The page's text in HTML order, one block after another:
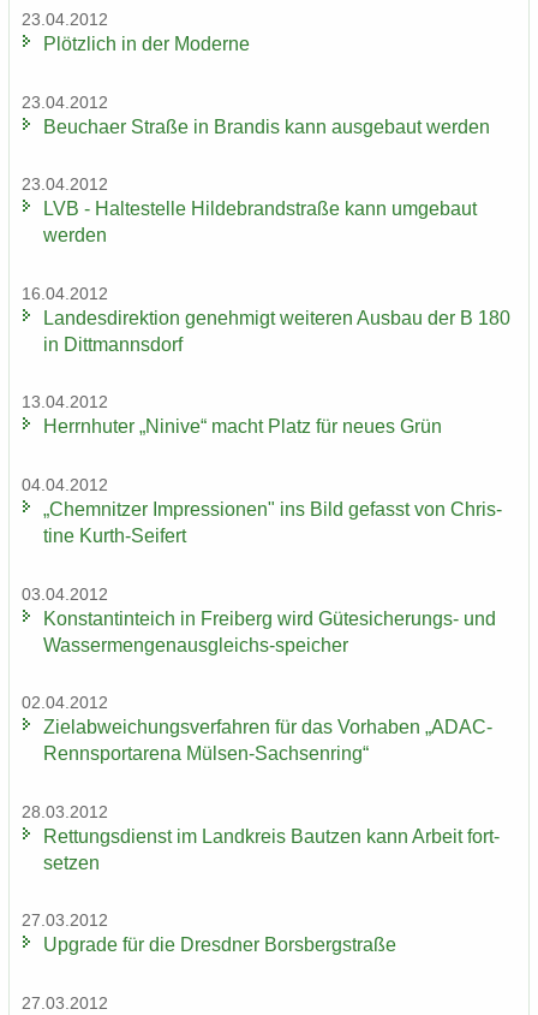
23.04.2012
Plötz­lich in der Mo­der­ne
23.04.2012
Beu­cha­er Stra­ße in Bran­dis kann aus­ge­baut wer­den
23.04.2012
LVB - Hal­te­stel­le Hil­de­brand­stra­ße kann um­ge­baut
wer­den
16.04.2012
Lan­des­di­rek­ti­on ge­neh­migt wei­te­ren Aus­bau der B 180
in Ditt­manns­dorf
13.04.2012
Herrn­hu­ter „Ni­ni­ve“ macht Platz für neues Grün
04.04.2012
„Chem­nit­zer Im­pres­sio­nen" ins Bild ge­fasst von Chris­
ti­ne Kurth-​Seifert
03.04.2012
Kon­stan­tin­teich in Frei­berg wird Gütesicherungs-​ und
Wassermengenausgleichs-​speicher
02.04.2012
Ziel­ab­wei­chungs­ver­fah­ren für das Vor­ha­ben „ADAC-​
Rennsportarena Mülsen-​Sachsenring“
28.03.2012
Ret­tungs­dienst im Land­kreis Baut­zen kann Ar­beit fort­
set­zen
27.03.2012
Up­grade für die Dresd­ner Borsberg­stra­ße
27.03.2012